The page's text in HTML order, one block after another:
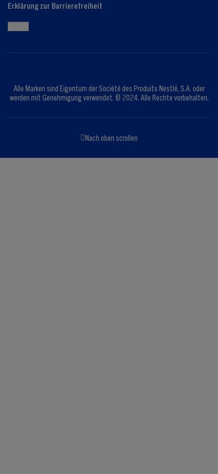
Erklärung zur Barrierefreiheit
Alle Marken sind Eigentum der Société des Produits Nestlé, S.A. oder
werden mit Genehmigung verwendet. © 2024. Alle Rechte vorbehalten.
Nach oben scrollen